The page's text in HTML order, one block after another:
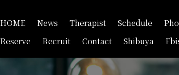
HOME News Therapist Schedule
Reserve
Recruit Contact Shibuya